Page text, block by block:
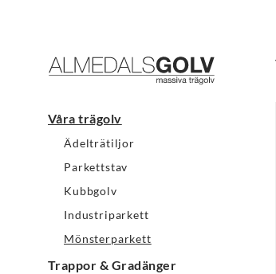
Våra trägolv
Ädelträtiljor
Parkettstav
Kubbgolv
Industriparkett
Mönsterparkett
Trappor & Gradänger